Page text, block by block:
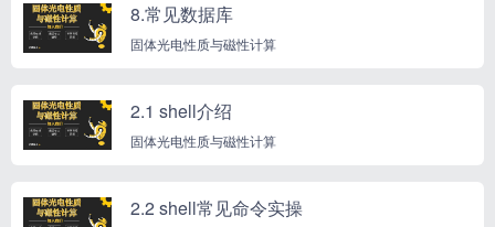
8.常见数据库
固体光电性质与磁性计算
2.1 shell介绍
固体光电性质与磁性计算
2.2 shell常见命令实操